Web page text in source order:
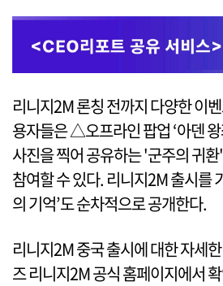
리니지2M 론칭 전까지 다양한 이
용자들은 △오프라인 팝업 ‘아덴
사진을 찍어 공유하는 '군주의 귀
참여할 수 있다. 리니지2M 출시를
의 기억’도 순차적으로 공개한다.
리니지2M 중국 출시에 대한 자세
즈 리니지2M 공식 홈페이지에서